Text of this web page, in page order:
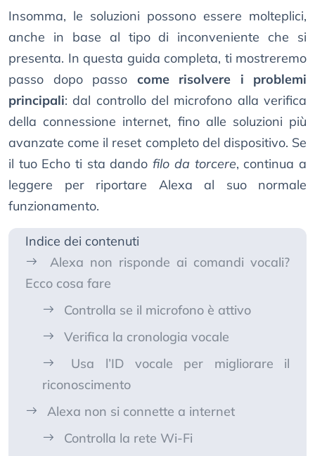
Insomma, le soluzioni possono essere molteplici,
anche in base al tipo di inconveniente che si
presenta. In questa guida completa, ti mostreremo
passo dopo passo come risolvere i problemi
principali: dal controllo del microfono alla verifica
della connessione internet, fino alle soluzioni più
avanzate come il reset completo del dispositivo. Se
il tuo Echo ti sta dandofilo da torcere, continua a
leggere per riportare Alexa al suo normale
funzionamento.
Indice dei contenuti
Alexa non risponde ai comandi vocali?
Ecco cosa fare
Controlla se il microfono è attivo
Verifica la cronologia vocale
Usa l’ID vocale per migliorare il
riconoscimento
Alexa non si connette a internet
Controlla la rete Wi-Fi